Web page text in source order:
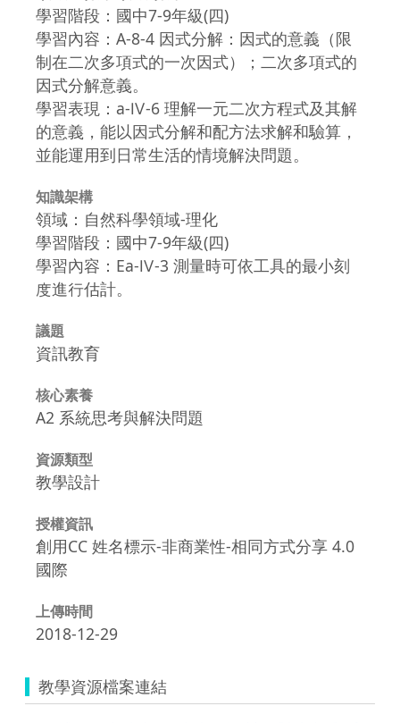
學習階段：國中7-9年級(四)
學習內容：A-8-4 因式分解：因式的意義（限
制在二次多項式的一次因式）；二次多項式的
因式分解意義。
學習表現：a-Ⅳ-6 理解一元二次方程式及其解
的意義，能以因式分解和配方法求解和驗算，
並能運用到日常生活的情境解決問題。
知識架構
領域：自然科學領域-理化
學習階段：國中7-9年級(四)
學習內容：Ea-Ⅳ-3 測量時可依工具的最小刻
度進行估計。
議題
資訊教育
核心素養
A2 系統思考與解決問題
資源類型
教學設計
授權資訊
創用CC 姓名標示-非商業性-相同方式分享 4.0
國際
上傳時間
2018-12-29
教學資源檔案連結